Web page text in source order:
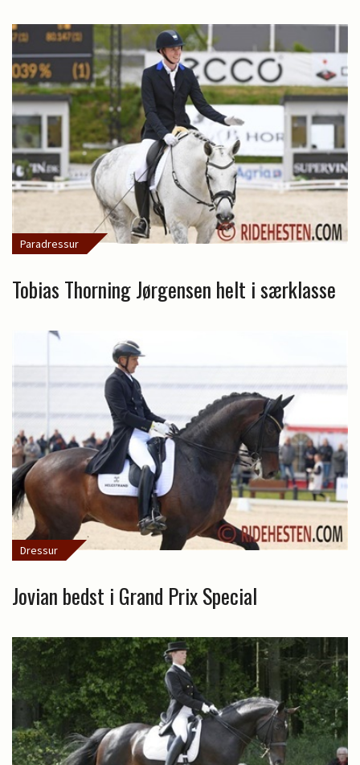
Paradressur
Tobias Thorning Jørgensen helt i særklasse
Dressur
Jovian bedst i Grand Prix Special